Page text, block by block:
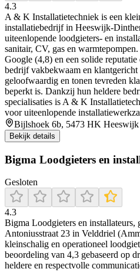
4.3
A & K Installatietechniek is een
installatiebedrijf in
uiteenlopende loodgieters- en
sanitair, CV, gas en
Google (4,8) en een solide
bedrijf vakbekwaam en
geloofwaardig en tonen tevreden
beperkt is. Dankzij hun heldere
specialisaties is A & K
voor uiteenlopende
Bijlshoek 6b, 5473 HK Heeswijk
Bekijk details
Bigma Loodgieters en
Gesloten
4.3
Bigma Loodgieters en installateurs,
Antoniusstraat 23 in Velddriel
kleinschalig en operationeel
beoordeling van 4,3 gebaseerd op
heldere en respectvolle